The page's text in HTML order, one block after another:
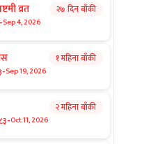
व्रत
-Sep 4, 2026
२७ दिन बाँकी
-Sep 19, 2026
१ महिना बाँकी
-Oct 11, 2026
२ महिना बाँकी